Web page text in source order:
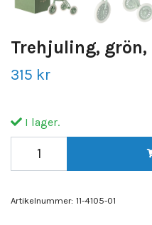
Trehjuling, grön,
315 kr
I lager.
Artikelnummer: 11-4105-01